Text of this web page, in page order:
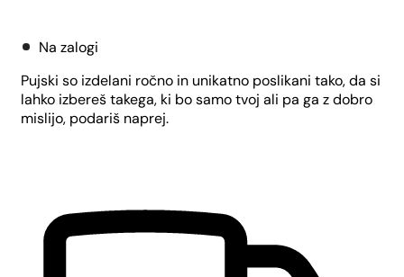
Na zalogi
Pujski so izdelani ročno in unikatno poslikani tako, da si
lahko izbereš takega, ki bo samo tvoj ali pa ga z dobro
mislijo, podariš naprej.